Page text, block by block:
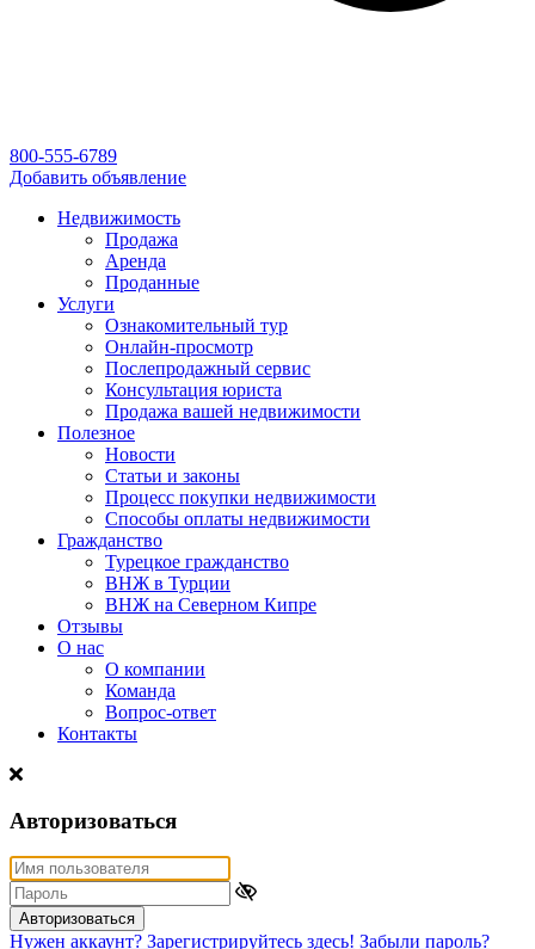
800-555-6789
Добавить объявление
Недвижимость
Продажа
Аренда
Проданные
Услуги
Ознакомительный тур
Онлайн-просмотр
Послепродажный сервис
Консультация юриста
Продажа вашей недвижимости
Полезное
Новости
Статьи и законы
Процесс покупки недвижимости
Способы оплаты недвижимости
Гражданство
Турецкое гражданство
ВНЖ в Турции
ВНЖ на Северном Кипре
Отзывы
О нас
О компании
Команда
Вопрос-ответ
Контакты
Авторизоваться
Авторизоваться
Нужен аккаунт? Зарегистрируйтесь здесь! Забыли пароль?